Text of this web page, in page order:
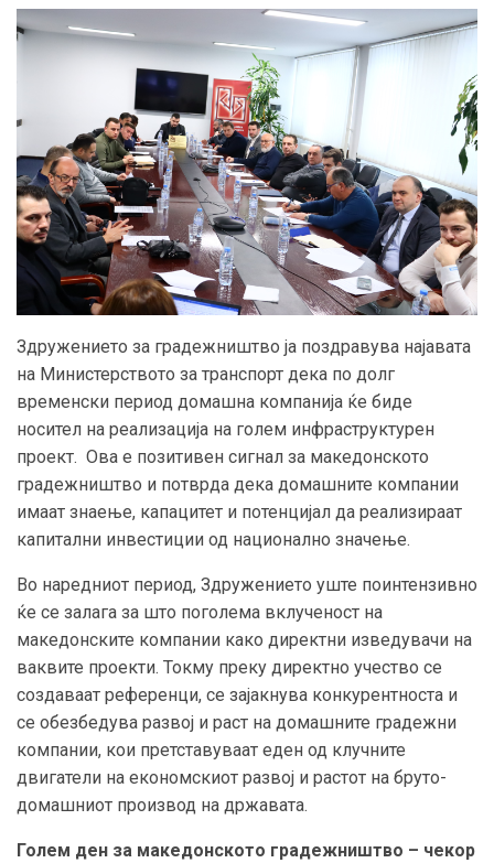
Здружението за градежништво ја поздравува најавата
на Министерството за транспорт дека по долг
временски период домашна компанија ќе биде
носител на реализација на голем инфраструктурен
проект. Ова е позитивен сигнал за македонското
градежништво и потврда дека домашните компании
имаат знаење, капацитет и потенцијал да реализираат
капитални инвестиции од национално значење.
Во наредниот период, Здружението уште поинтензивно
ќе се залага за што поголема вклученост на
македонските компании како директни изведувачи на
ваквите проекти. Токму преку директно учество се
создаваат референци, се зајакнува конкурентноста и
се обезбедува развој и раст на домашните градежни
компании, кои претставуваат еден од клучните
двигатели на економскиот развој и растот на бруто-
домашниот производ на државата.
Голем ден за македонското градежништво – чекор